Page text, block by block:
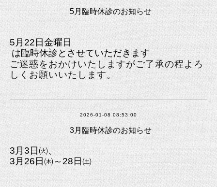
5月臨時休診のお知らせ
5月22日金曜日
は臨時休診とさせていただきます
ご迷惑をおかけいたしますがご了承の程よろ
しくお願いいたします。
2026-01-08 08:53:00
3月臨時休診のお知らせ
3月3日㈫、
3月26日㈭～28日㈯